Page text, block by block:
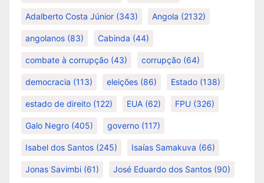
Adalberto Costa Júnior (343) Angola (2132)
angolanos (83) Cabinda (44)
combate à corrupção (43) corrupção (64)
democracia (113) eleições (86) Estado (138)
estado de direito (122) EUA (62) FPU (326)
Galo Negro (405) governo (117)
Isabel dos Santos (245) Isaías Samakuva (66)
Jonas Savimbi (61) José Eduardo dos Santos (90)